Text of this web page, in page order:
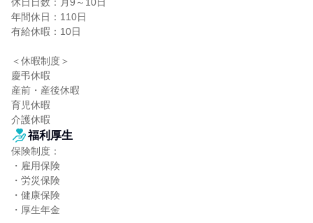
年間休日：110日
有給休暇：10日
＜休暇制度＞
慶弔休暇
産前・産後休暇
育児休暇
介護休暇
福利厚生
保険制度：
・雇用保険
・労災保険
・健康保険
・厚生年金